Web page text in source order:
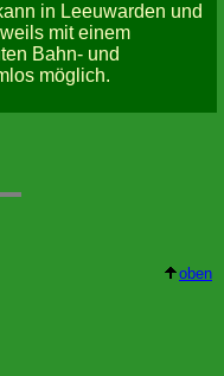
in Leeuwarden und
mit einem
Bahn- und
möglich.
oben